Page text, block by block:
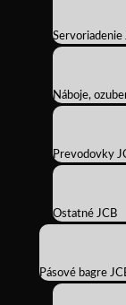
Servoriadenie
Náboje,
Prevodovky
Ostatné JCB
Pásové bagre